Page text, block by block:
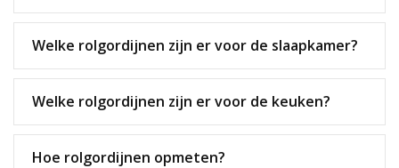
Welke rolgordijnen zijn er voor de slaapkamer?
Welke rolgordijnen zijn er voor de keuken?
Hoe rolgordijnen opmeten?